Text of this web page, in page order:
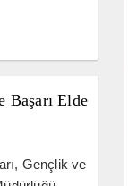
Başarı Elde
Gençlik ve